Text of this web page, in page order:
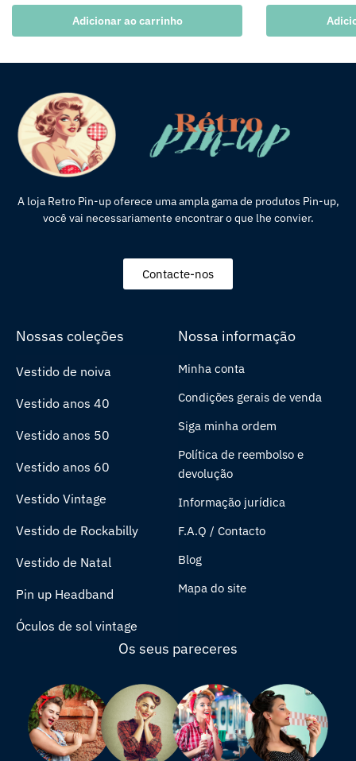
Adicionar ao carrinho
A loja Retro Pin-up oferece uma ampla gama de produtos Pin-up,
você vai necessariamente encontrar o que lhe convier.
Contacte-nos
Nossas coleções
Vestido de noiva
Vestido anos 40
Vestido anos 50
Vestido anos 60
Vestido Vintage
Vestido de Rockabilly
Vestido de Natal
Pin up Headband
Óculos de sol vintage
Nossa informação
Minha conta
Condições gerais de venda
Siga minha ordem
Política de reembolso e
devolução
Informação jurídica
F.A.Q / Contacto
Blog
Mapa do site
Os seus pareceres